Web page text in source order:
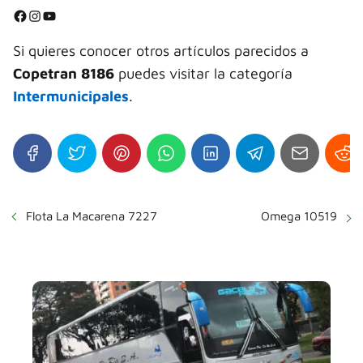
⭐
Facebook InstagramYouTube
Si quieres conocer otros artículos parecidos a
Copetran 8186 puedes visitar la categoría
Intermunicipales.
Flota La Macarena 7227 Omega 10519